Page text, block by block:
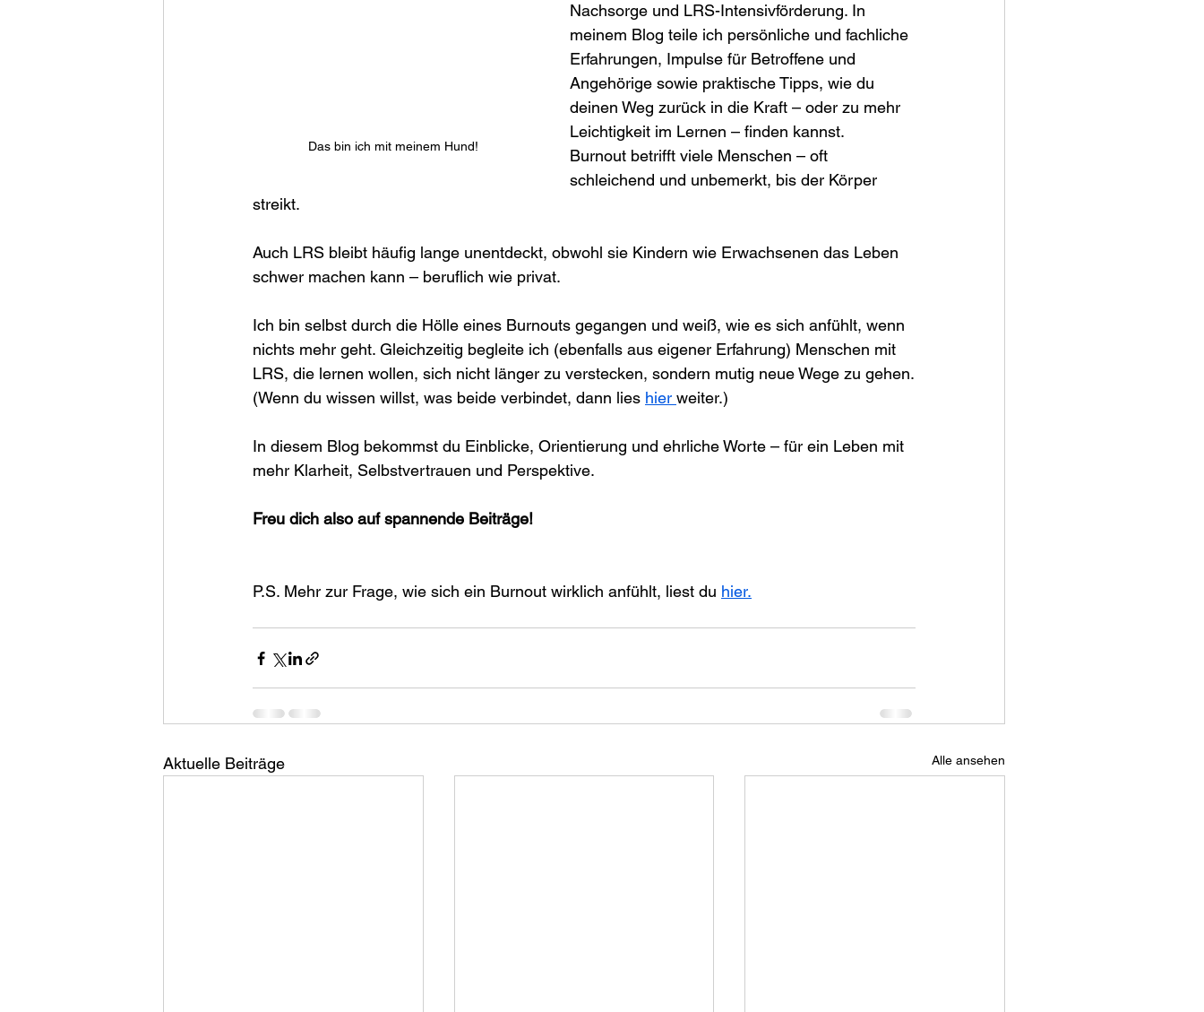
Das bin ich mit meinem Hund!
Nachsorge und LRS-Intensivförderung. In
meinem Blog teile ich persönliche und fachliche
Erfahrungen, Impulse für Betroffene und
Angehörige sowie praktische Tipps, wie du
deinen Weg zurück in die Kraft – oder zu mehr
Leichtigkeit im Lernen – finden kannst.
Burnout betrifft viele Menschen – oft
schleichend und unbemerkt, bis der Körper
streikt.
Auch LRS bleibt häufig lange unentdeckt, obwohl sie Kindern wie Erwachsenen das Leben
schwer machen kann – beruflich wie privat.
Ich bin selbst durch die Hölle eines Burnouts gegangen und weiß, wie es sich anfühlt, wenn
nichts mehr geht. Gleichzeitig begleite ich (ebenfalls aus eigener Erfahrung) Menschen mit
LRS, die lernen wollen, sich nicht länger zu verstecken, sondern mutig neue Wege zu gehen.
(Wenn du wissen willst, was beide verbindet, dann lies hier weiter.)
In diesem Blog bekommst du Einblicke, Orientierung und ehrliche Worte – für ein Leben mit
mehr Klarheit, Selbstvertrauen und Perspektive.
Freu dich also auf spannende Beiträge!
P.S. Mehr zur Frage, wie sich ein Burnout wirklich anfühlt, liest du hier.
Aktuelle Beiträge Alle ansehen